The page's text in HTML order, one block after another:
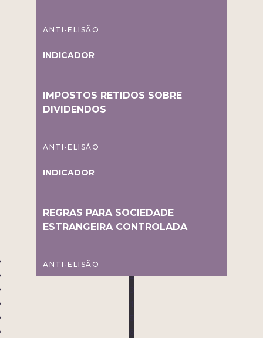
ANTI-ELISÃO
INDICADOR
IMPOSTOS RETIDOS SOBRE
DIVIDENDOS
ANTI-ELISÃO
INDICADOR
REGRAS PARA SOCIEDADE
ESTRANGEIRA CONTROLADA
ANTI-ELISÃO
2